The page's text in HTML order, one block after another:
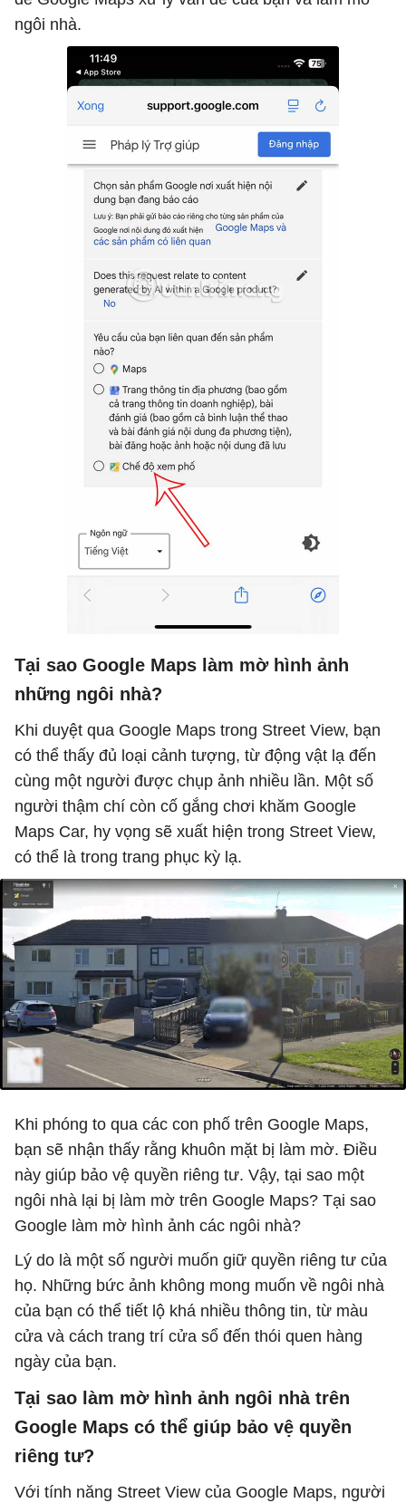
ngôi nhà.
Tại sao Google Maps làm mờ hình ảnh
những ngôi nhà?
Khi duyệt qua Google Maps trong Street View, bạn
có thể thấy đủ loại cảnh tượng, từ động vật lạ đến
cùng một người được chụp ảnh nhiều lần. Một số
người thậm chí còn cố gắng chơi khăm Google
Maps Car, hy vọng sẽ xuất hiện trong Street View,
có thể là trong trang phục kỳ lạ.
Khi phóng to qua các con phố trên Google Maps,
bạn sẽ nhận thấy rằng khuôn mặt bị làm mờ. Điều
này giúp bảo vệ quyền riêng tư. Vậy, tại sao một
ngôi nhà lại bị làm mờ trên Google Maps? Tại sao
Google làm mờ hình ảnh các ngôi nhà?
Lý do là một số người muốn giữ quyền riêng tư của
họ. Những bức ảnh không mong muốn về ngôi nhà
của bạn có thể tiết lộ khá nhiều thông tin, từ màu
cửa và cách trang trí cửa sổ đến thói quen hàng
ngày của bạn.
Tại sao làm mờ hình ảnh ngôi nhà trên
Google Maps có thể giúp bảo vệ quyền
riêng tư?
Với tính năng Street View của Google Maps, người